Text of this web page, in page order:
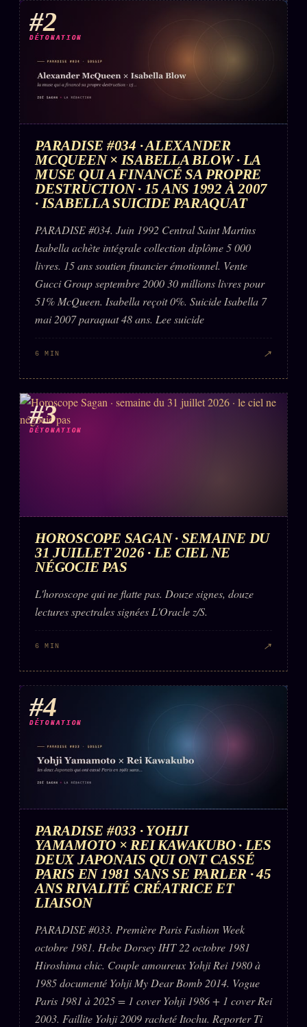
#2
DÉTONATION
PARADISE #034 · ALEXANDER
MCQUEEN × ISABELLA BLOW · LA
MUSE QUI A FINANCÉ SA PROPRE
DESTRUCTION · 15 ANS 1992 À 2007
· ISABELLA SUICIDE PARAQUAT
PARADISE #034. Juin 1992 Central Saint Martins
Isabella achète intégrale collection diplôme 5 000
livres. 15 ans soutien financier émotionnel. Vente
Gucci Group septembre 2000 30 millions livres pour
51% McQueen. Isabella reçoit 0%. Suicide Isabella 7
mai 2007 paraquat 48 ans. Lee suicide
6 MIN ↗
#3
DÉTONATION
HOROSCOPE SAGAN · SEMAINE DU
31 JUILLET 2026 · LE CIEL NE
NÉGOCIE PAS
L'horoscope qui ne flatte pas. Douze signes, douze
lectures spectrales signées L'Oracle z/S.
6 MIN ↗
#4
DÉTONATION
PARADISE #033 · YOHJI
YAMAMOTO × REI KAWAKUBO · LES
DEUX JAPONAIS QUI ONT CASSÉ
PARIS EN 1981 SANS SE PARLER · 45
ANS RIVALITÉ CRÉATRICE ET
LIAISON
PARADISE #033. Première Paris Fashion Week
octobre 1981. Hebe Dorsey IHT 22 octobre 1981
Hiroshima chic. Couple amoureux Yohji Rei 1980 à
1985 documenté Yohji My Dear Bomb 2014. Vogue
Paris 1981 à 2025 = 1 cover Yohji 1986 + 1 cover Rei
2003. Faillite Yohji 2009 racheté Itochu. Reporter Ti